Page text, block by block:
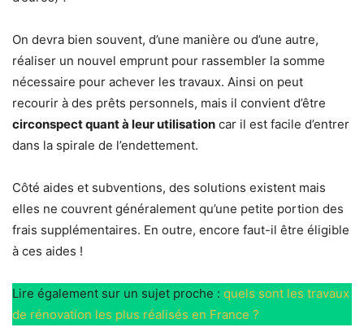
On devra bien souvent, d’une manière ou d’une autre,
réaliser un nouvel emprunt pour rassembler la somme
nécessaire pour achever les travaux. Ainsi on peut
recourir à des prêts personnels, mais il convient d’être
circonspect quant à leur utilisation car il est facile d’entrer
dans la spirale de l’endettement.
Côté aides et subventions, des solutions existent mais
elles ne couvrent généralement qu’une petite portion des
frais supplémentaires. En outre, encore faut-il être éligible
à ces aides !
Lire également sur un sujet proche : quels sont les travaux
de rénovation les plus réalisés en France ?